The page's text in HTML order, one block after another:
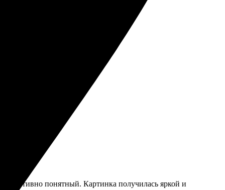
понятный. Картинка получилась яркой и